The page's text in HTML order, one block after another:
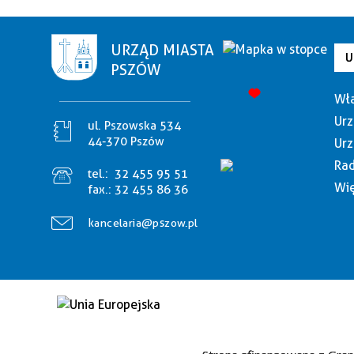
URZĄD MIASTA
PSZÓW
ul. Pszowska 534
44-370 Pszów
tel.: 32 455 95 51
fax.: 32 455 86 36
kancelaria@pszow.pl